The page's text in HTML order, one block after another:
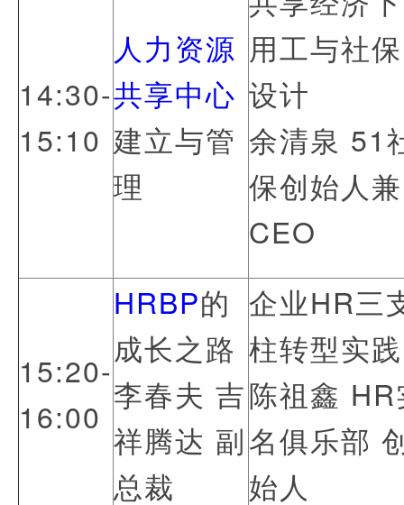
14:30-
15:10
人力资源
共享中心
建立与管
理
用工与社保
设计
余清泉 51
保创始人兼
CEO
15:20-
16:00
HRBP的
成长之路
李春夫 吉
祥腾达 副
总裁
企业HR三
柱转型实践
陈祖鑫 HR
名俱乐部
始人